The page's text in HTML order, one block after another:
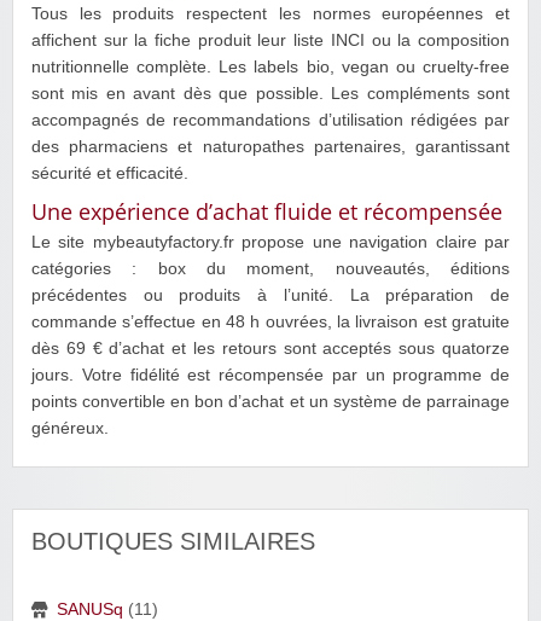
Tous les produits respectent les normes européennes et
affichent sur la fiche produit leur liste INCI ou la composition
nutritionnelle complète. Les labels bio, vegan ou cruelty-free
sont mis en avant dès que possible. Les compléments sont
accompagnés de recommandations d’utilisation rédigées par
des pharmaciens et naturopathes partenaires, garantissant
sécurité et efficacité.
Une expérience d’achat fluide et récompensée
Le site mybeautyfactory.fr propose une navigation claire par
catégories : box du moment, nouveautés, éditions
précédentes ou produits à l’unité. La préparation de
commande s’effectue en 48 h ouvrées, la livraison est gratuite
dès 69 € d’achat et les retours sont acceptés sous quatorze
jours. Votre fidélité est récompensée par un programme de
points convertible en bon d’achat et un système de parrainage
généreux.
BOUTIQUES SIMILAIRES
SANUSq (11)